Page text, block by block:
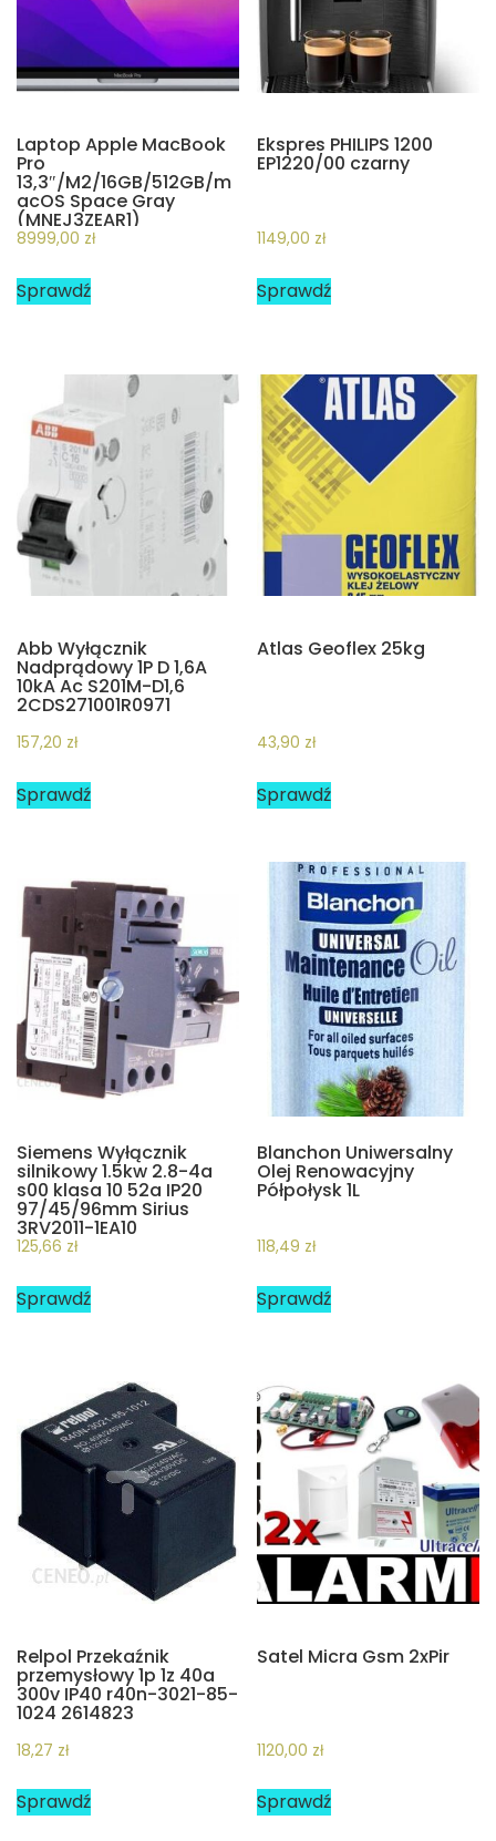
Laptop Apple MacBook
Pro
13,3″/M2/16GB/512GB/m
acOS Space Gray
(MNEJ3ZEAR1)
8999,00 zł
Sprawdź
Ekspres PHILIPS 1200
EP1220/00 czarny
1149,00 zł
Sprawdź
Abb Wyłącznik
Nadprądowy 1P D 1,6A
10kA Ac S201M-D1,6
2CDS271001R0971
157,20 zł
Sprawdź
Atlas Geoflex 25kg
43,90 zł
Sprawdź
Siemens Wyłącznik
silnikowy 1.5kw 2.8-4a
s00 klasa 10 52a IP20
97/45/96mm Sirius
3RV2011-1EA10
125,66 zł
Sprawdź
Blanchon Uniwersalny
Olej Renowacyjny
Półpołysk 1L
118,49 zł
Sprawdź
Relpol Przekaźnik
przemysłowy 1p 1z 40a
300v IP40 r40n-3021-85-
1024 2614823
18,27 zł
Sprawdź
Satel Micra Gsm 2xPir
1120,00 zł
Sprawdź